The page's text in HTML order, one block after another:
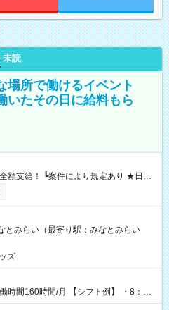
未読
場所で働けるイベント
たその日に給料もら
いたその日に現金GET♪ お仕事後はコ
落とせます！ 【試用期間】試
とみらい（最寄り駅：みなとみらい
ズ
/月 【シフト例】 ・8：00